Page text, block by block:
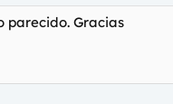
parecido. Gracias